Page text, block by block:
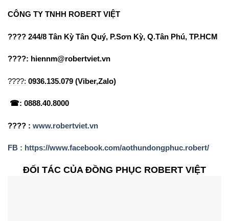
CÔNG TY TNHH ROBERT VIỆT
???? 244/8 Tân Kỳ Tân Quý, P.Sơn Kỳ, Q.Tân Phú, TP.HCM
????: hiennm@robertviet.vn
????: 0936.135.079 (Viber,Zalo)
☎: 0888.40.8000
???? : www.robertviet.vn
FB : https://www.facebook.com/aothundongphuc.robert/
ĐỐI TÁC CỦA ĐỒNG PHỤC ROBERT VIỆT